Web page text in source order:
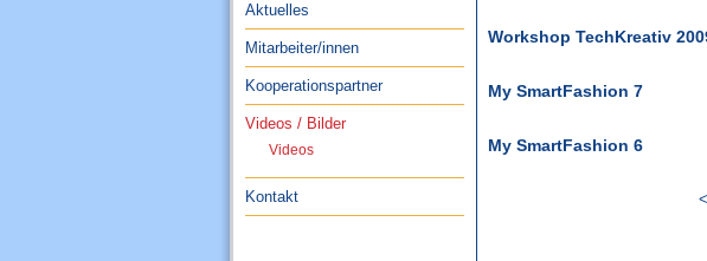
Aktuelles
Mitarbeiter/innen
Kooperationspartner
Videos / Bilder
Videos
Kontakt
Workshop TechKreativ
My SmartFashion 7
My SmartFashion 6